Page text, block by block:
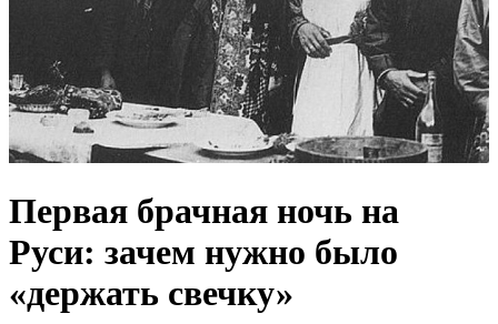
Первая брачная ночь на
Руси: зачем нужно было
«держать свечку»